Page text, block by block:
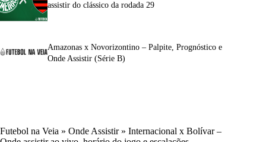
assistir do clássico da rodada 29
Amazonas x Novorizontino – Palpite, Prognóstico e
Onde Assistir (Série B)
Futebol na Veia » Onde Assistir» Internacional x Bolívar –